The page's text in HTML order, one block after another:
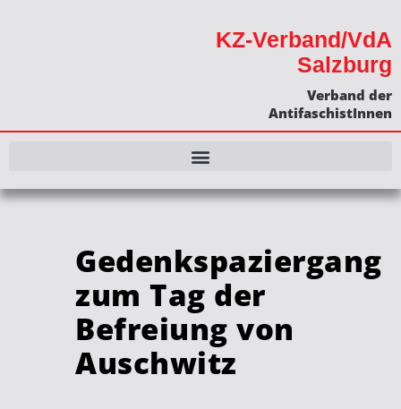
KZ-Verband/VdA
Salzburg
Verband der
AntifaschistInnen
Gedenkspaziergang
zum Tag der
Befreiung von
Auschwitz